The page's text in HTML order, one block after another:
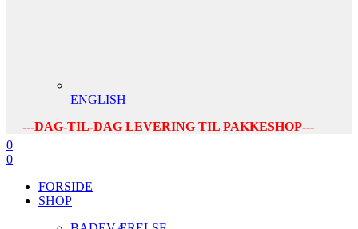
ENGLISH
---DAG-TIL-DAG LEVERING TIL PAKKESHOP---
0
0
FORSIDE
SHOP